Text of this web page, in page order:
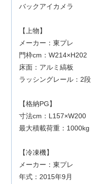
バックアイカメラ
【上物】
メーカー：東プレ
門枠cm：W214×H202
床面：アルミ縞板
ラッシングレール：2段
【格納PG】
寸法cm：L157×W200
最大積載荷重：1000kg
【冷凍機】
メーカー：東プレ
年式：2015年9月